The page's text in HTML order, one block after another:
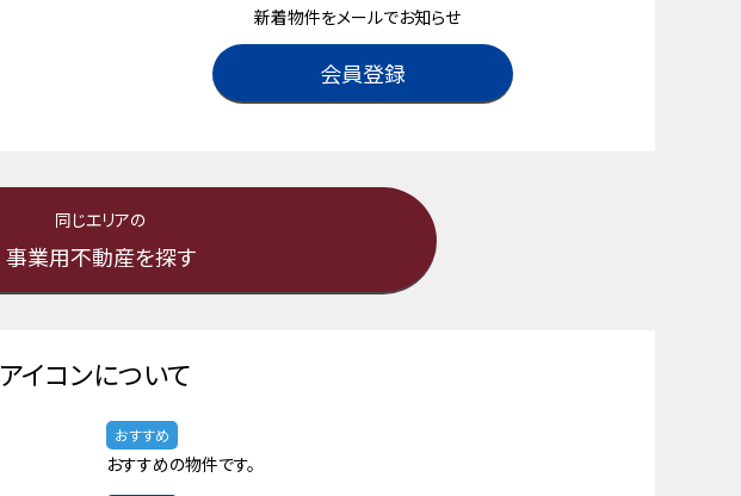
新着物件をメールでお知らせ
会員登録
同じエリアの
事業用不動産を探す
アイコンについて
おすすめ
おすすめの物件です。